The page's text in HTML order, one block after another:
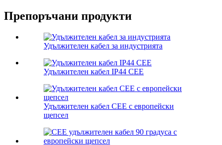
Препоръчани продукти
Удължителен кабел за индустрията
Удължителен кабел IP44 CEE
Удължителен кабел CEE с европейски
щепсел